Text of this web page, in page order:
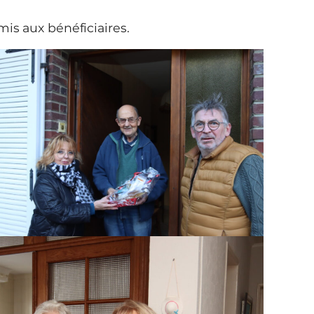
aux bénéficiaires.